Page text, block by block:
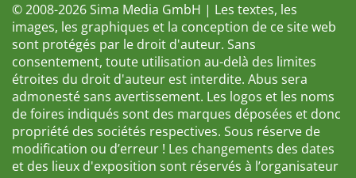
© 2008-2026 Sima Media GmbH | Les textes, les
images, les graphiques et la conception de ce site web
sont protégés par le droit d'auteur. Sans
consentement, toute utilisation au-delà des limites
étroites du droit d'auteur est interdite. Abus sera
admonesté sans avertissement. Les logos et les noms
de foires indiqués sont des marques déposées et donc
propriété des sociétés respectives. Sous réserve de
modification ou d’erreur ! Les changements des dates
et des lieux d'exposition sont réservés à l’organisateur